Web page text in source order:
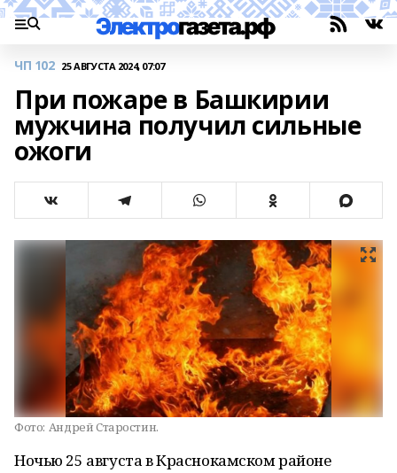
ЧП 102 25 АВГУСТА 2024, 07:07
При пожаре в Башкирии
мужчина получил сильные
ожоги
Фото: Андрей Старостин.
Ночью 25 августа в Краснокамском районе